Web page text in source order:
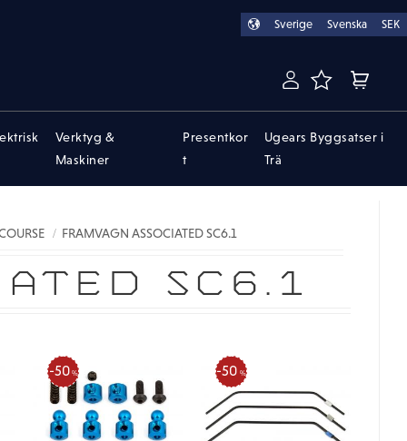
Sverige Svenska SEK
FAVORITER
Verktyg &
Maskiner
Presentkor
t
Ugears Byggsatser i
Trä
SC6.1
FRAMVAGN ASSOCIATED SC6.1
50 % 50 %